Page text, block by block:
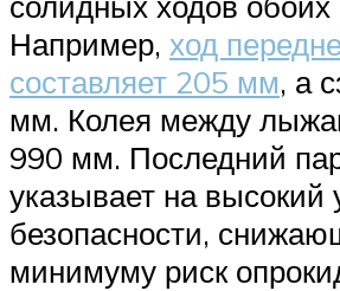
Например, ход
составляет 205 мм, а
мм. Колея между
990 мм. Последний
указывает на высокий
безопасности,
минимуму риск